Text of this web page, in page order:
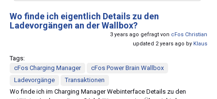
Wo finde ich eigentlich Details zu den
Ladevorgängen an der Wallbox?
3 years ago gefragt von cFos Christian
updated 2 years ago by Klaus
Tags:
cFos Charging Manager
cFos Power Brain Wallbox
Ladevorgänge
Transaktionen
Wo finde ich im Charging Manager Webinterface Details zu den